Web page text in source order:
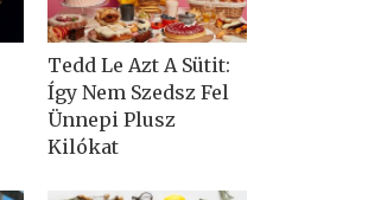
Tedd Le Azt A Sütit:
Így Nem Szedsz Fel
Ünnepi Plusz
Kilókat